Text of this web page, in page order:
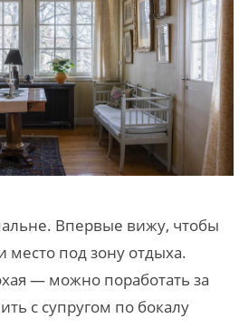
Впервые вижу, чтобы
место под зону отдыха.
— можно поработать за
с супругом по бокалу